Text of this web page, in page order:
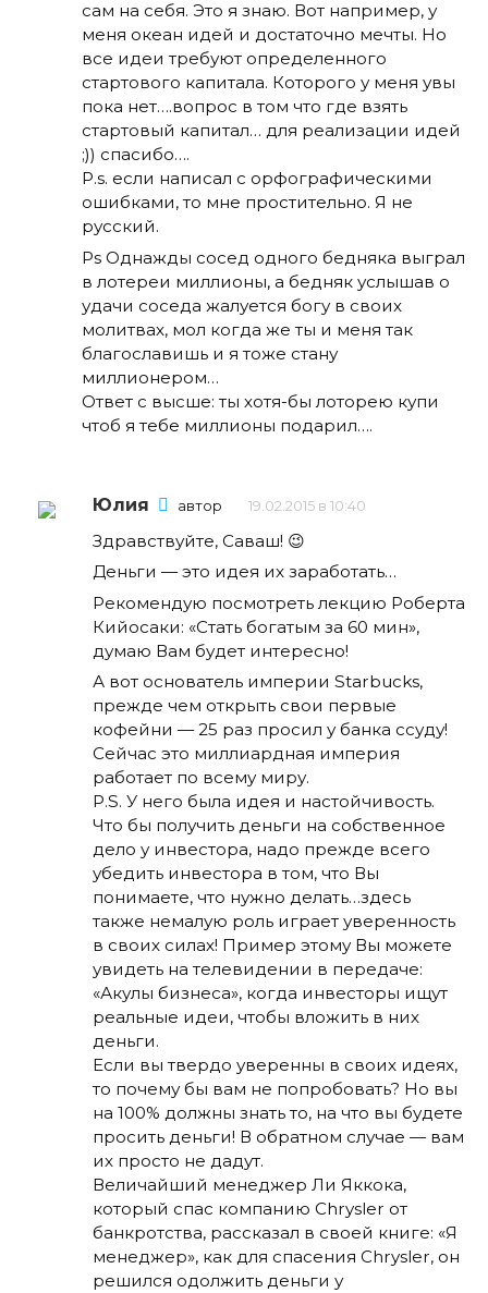
сам на себя. Это я знаю. Вот например, у
меня океан идей и достаточно мечты. Но
все идеи требуют определенного
стартового капитала. Которого у меня увы
пока нет….вопрос в том что где взять
стартовый капитал… для реализации идей
;)) спасибо….
P.s. если написал с орфографическими
ошибками, то мне простительно. Я не
русский.
Ps Однажды сосед одного бедняка выграл
в лотереи миллионы, а бедняк услышав о
удачи соседа жалуется богу в своих
молитвах, мол когда же ты и меня так
благославишь и я тоже стану
миллионером…
Ответ с высше: ты хотя-бы лоторею купи
чтоб я тебе миллионы подарил….
Юлия автор 19.02.2015 в 10:40
Здравствуйте, Саваш! 😉
Деньги — это идея их заработать…
Рекомендую посмотреть лекцию Роберта
Кийосаки: «Стать богатым за 60 мин»,
думаю Вам будет интересно!
А вот основатель империи Starbucks,
прежде чем открыть свои первые
кофейни — 25 раз просил у банка ссуду!
Сейчас это миллиардная империя
работает по всему миру.
P.S. У него была идея и настойчивость.
Что бы получить деньги на собственное
дело у инвестора, надо прежде всего
убедить инвестора в том, что Вы
понимаете, что нужно делать…здесь
также немалую роль играет уверенность
в своих силах! Пример этому Вы можете
увидеть на телевидении в передаче:
«Акулы бизнеса», когда инвесторы ищут
реальные идеи, чтобы вложить в них
деньги.
Если вы твердо уверенны в своих идеях,
то почему бы вам не попробовать? Но вы
на 100% должны знать то, на что вы будете
просить деньги! В обратном случае — вам
их просто не дадут.
Величайший менеджер Ли Яккока,
который спас компанию Chrysler от
банкротства, рассказал в своей книге: «Я
менеджер», как для спасения Chrysler, он
решился одолжить деньги у